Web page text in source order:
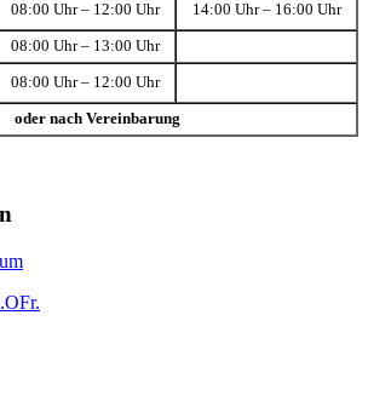
08:00 Uhr – 12:00 Uhr 14:00 Uhr – 16:00 Uhr
08:00 Uhr – 13:00 Uhr
08:00 Uhr – 12:00 Uhr
oder nach Vereinbarung